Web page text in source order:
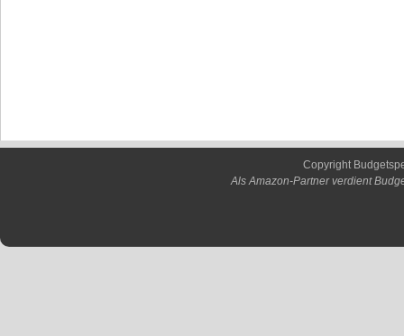
Copyright
Als Amazon-Partner verdient